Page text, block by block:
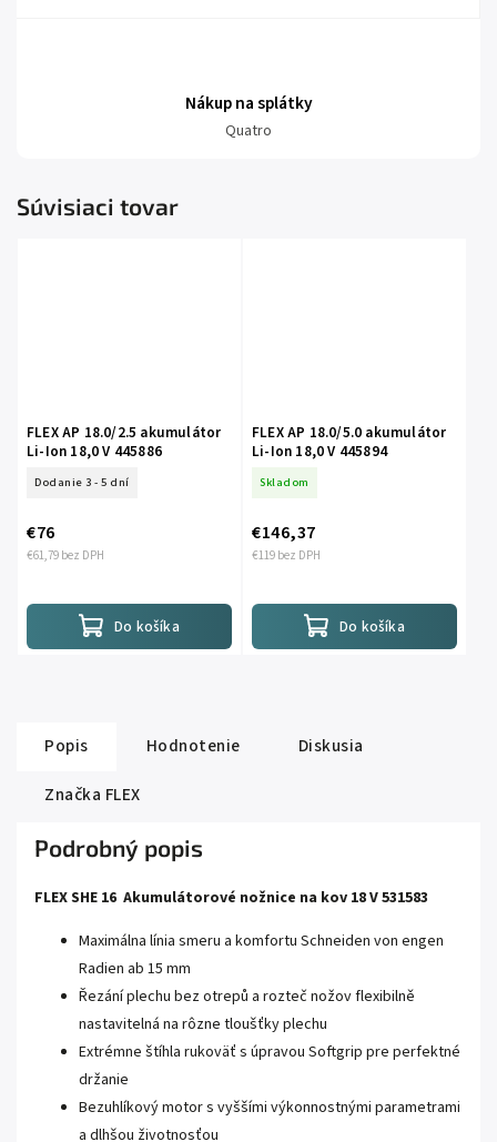
Nákup na splátky
Quatro
Súvisiaci tovar
FLEX AP 18.0/2.5 akumulátor
Li-Ion 18,0 V 445886
Dodanie 3 - 5 dní
€61,79 bez DPH
€76
Do košíka
FLEX AP 18.0/5.0 akumulátor
Li-Ion 18,0 V 445894
Skladom
€119 bez DPH
€146,37
Do košíka
Popis Hodnotenie
Diskusia
Značka FLEX
Podrobný popis
FLEX SHE 16 Akumulátorové nožnice na kov 18 V 531583
Maximálna línia smeru a komfortu Schneiden von engen
Radien ab 15 mm
Řezání plechu bez otrepů a rozteč nožov flexibilně
nastavitelná na rôzne tloušťky plechu
Extrémne štíhla rukoväť s úpravou Softgrip pre perfektné
držanie
Bezuhlíkový motor s vyššími výkonnostnými parametrami
a dlhšou životnosťou